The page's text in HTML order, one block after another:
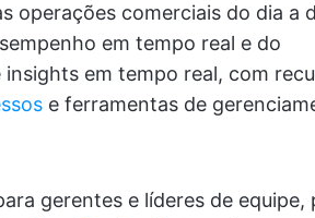
operações comerciais do dia a
em tempo real e do
em tempo real, com
e ferramentas de
gerentes e líderes de equipe,